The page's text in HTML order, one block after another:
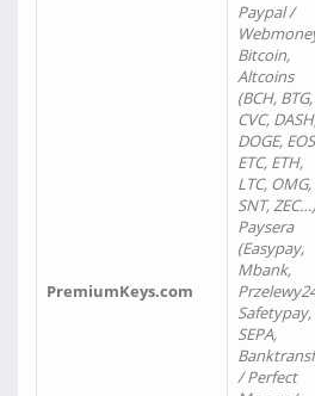
PremiumKeys.com
Paypal /
Bitcoin,
Altcoins
(BCH, BTG,
CVC,
DOGE,
ETC, ETH,
LTC, OMG,
SNT,
Paysera
(Easypay,
Mbank,
Safetypay,
SEPA,
/ Perfect